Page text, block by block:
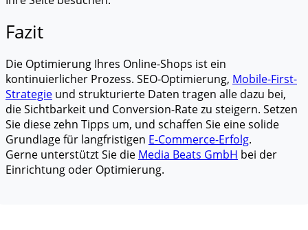
Fazit
Die Optimierung Ihres Online-Shops ist ein
kontinuierlicher Prozess. SEO-Optimierung, Mobile-First-
Strategie und strukturierte Daten tragen alle dazu bei,
die Sichtbarkeit und Conversion-Rate zu steigern. Setzen
Sie diese zehn Tipps um, und schaffen Sie eine solide
Grundlage für langfristigen E-Commerce-Erfolg.
Gerne unterstützt Sie die Media Beats GmbH bei der
Einrichtung oder Optimierung.